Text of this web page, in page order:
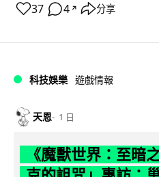
37 4 ↗ 分享
科技娛樂 遊戲情報
天恩 1 日
《魔獸世界：至暗